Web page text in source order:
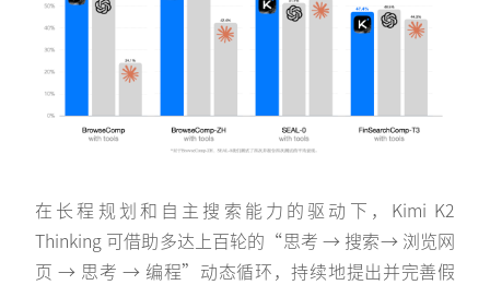
在长程规划和自主搜索能力的驱动下，Kimi K2
Thinking 可借助多达上百轮的“思考 → 搜索→ 浏览网
页 → 思考 → 编程”动态循环，持续地提出并完善假